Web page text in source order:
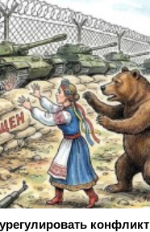
конфликт